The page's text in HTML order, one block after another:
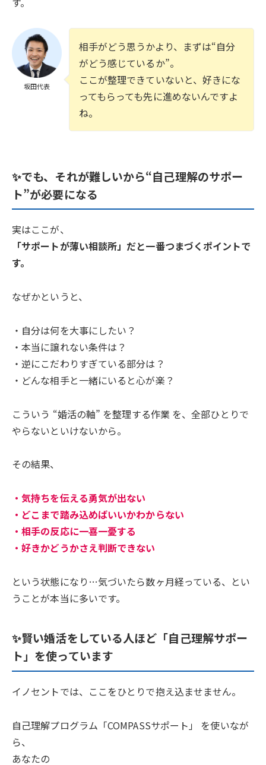
坂田代表
相手がどう思うかより、まずは“自分
がどう感じているか”。
ここが整理できていないと、好きにな
ってもらっても先に進めないんですよ
ね。
✨でも、それが難しいから“自己理解のサポー
ト”が必要になる
実はここが、
「サポートが薄い相談所」だと一番つまづくポイントで
す。
なぜかというと、
・自分は何を大事にしたい？
・本当に譲れない条件は？
・逆にこだわりすぎている部分は？
・どんな相手と一緒にいると心が楽？
こういう “婚活の軸” を整理する作業 を、全部ひとりで
やらないといけないから。
その結果、
・気持ちを伝える勇気が出ない
・どこまで踏み込めばいいかわからない
・相手の反応に一喜一憂する
・好きかどうかさえ判断できない
という状態になり…気づいたら数ヶ月経っている、とい
うことが本当に多いです。
✨賢い婚活をしている人ほど「自己理解サポー
ト」を使っています
イノセントでは、ここをひとりで抱え込ませません。
自己理解プログラム「COMPASSサポート」 を使いなが
ら、
あなたの